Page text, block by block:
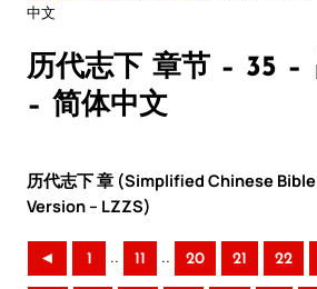
中文
历代志下 章节 – 35 –
– 简体中文
历代志下 章 (Simplified Chinese
Version – LZZS)
◄ 1 .. 11 .. 20 21 22